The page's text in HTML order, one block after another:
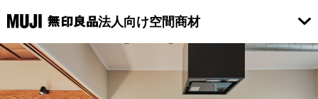
法人向け空間商材